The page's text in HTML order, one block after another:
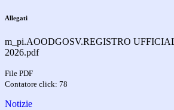
Allegati
m_pi.AOODGOSV.REGISTRO
2026.pdf
File PDF
Contatore click: 78
Notizie